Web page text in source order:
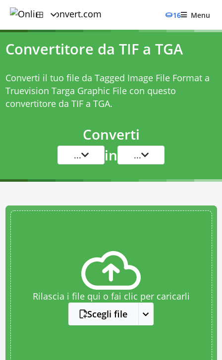
16 Menu
Convertitore da TIF a TGA
Converti il tuo file da Tagged Image File Format a
Truevision Targa Graphic File con questo
convertitore da TIF a TGA.
Converti
... in ...
Rilascia i file qui o fai clic per caricarli
Scegli file